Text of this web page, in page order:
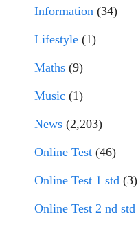
Information (34)
Lifestyle (1)
Maths (9)
Music (1)
News (2,203)
Online Test (46)
Online Test 1 std (3)
Online Test 2 nd std